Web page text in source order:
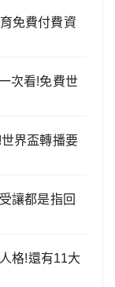
免費付費資
次看!免費世
界盃轉播要
讓都是指回
格!還有11大